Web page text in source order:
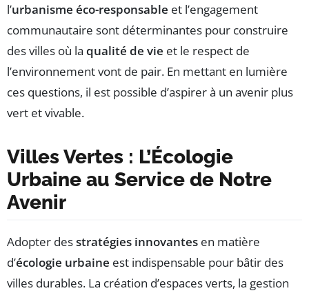
l’urbanisme éco-responsable et l’engagement
communautaire sont déterminantes pour construire
des villes où la qualité de vie et le respect de
l’environnement vont de pair. En mettant en lumière
ces questions, il est possible d’aspirer à un avenir plus
vert et vivable.
Villes Vertes : L’Écologie
Urbaine au Service de Notre
Avenir
Adopter desstratégies innovantes en matière
d’écologie urbaine est indispensable pour bâtir des
villes durables. La création d’espaces verts, la gestion